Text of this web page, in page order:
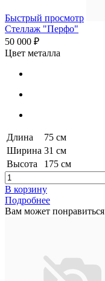
Быстрый просмотр
Стеллаж "Перфо"
50 000 ₽
Цвет металла
Длина
75 см
Ширина 31 см
Высота
175 см
В корзину
Подробнее
Вам может понравиться